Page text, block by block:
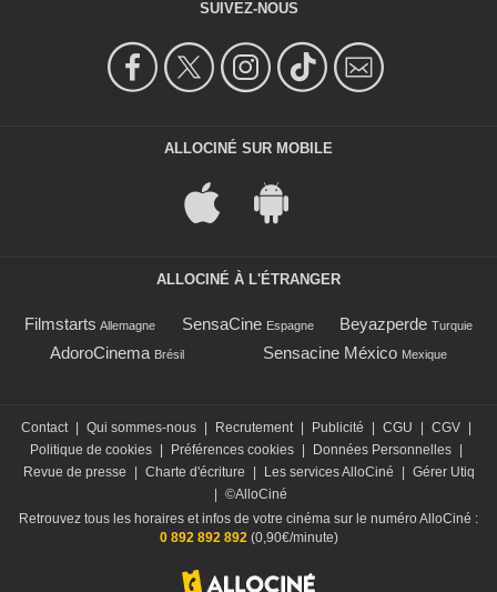
SUIVEZ-NOUS
ALLOCINÉ SUR MOBILE
ALLOCINÉ À L'ÉTRANGER
Filmstarts Allemagne SensaCine Espagne Beyazperde Turquie
AdoroCinema Brésil Sensacine México Mexique
Contact Qui sommes-nous Recrutement Publicité CGU CGV
Politique de cookies
Préférences cookies Données Personnelles
Revue de presse
Charte d'écriture Les services AlloCiné
Gérer Utiq
©AlloCiné
Retrouvez tous les horaires et infos de votre cinéma sur le numéro AlloCiné :
0 892 892 892(0,90€/minute)